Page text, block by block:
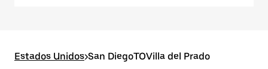
Estados Unidos>San DiegoTOVilla del Prado